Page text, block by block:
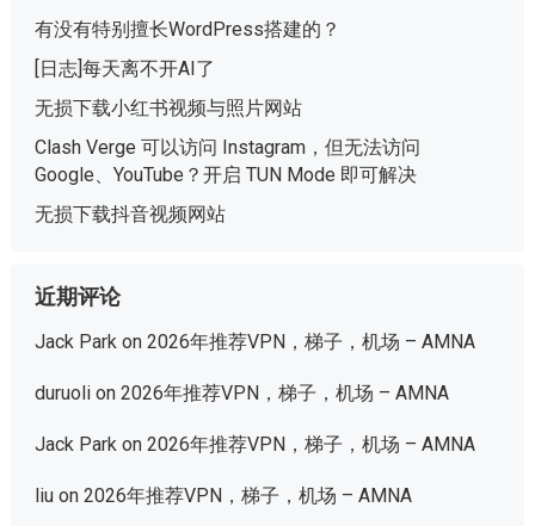
有没有特别擅长WordPress搭建的？
[日志]每天离不开AI了
无损下载小红书视频与照片网站
Clash Verge 可以访问 Instagram，但无法访问
Google、YouTube？开启 TUN Mode 即可解决
无损下载抖音视频网站
近期评论
Jack Parkon 2026年推荐VPN，梯子，机场 – AMNA
duruolion 2026年推荐VPN，梯子，机场 – AMNA
Jack Parkon 2026年推荐VPN，梯子，机场 – AMNA
liuon 2026年推荐VPN，梯子，机场 – AMNA